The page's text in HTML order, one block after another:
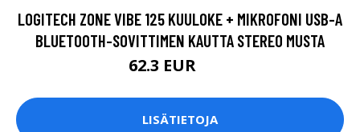
LOGITECH ZONE VIBE 125 KUULOKE + MIKROFONI USB-A
BLUETOOTH-SOVITTIMEN KAUTTA STEREO MUSTA
62.3 EUR
LISÄTIETOJA